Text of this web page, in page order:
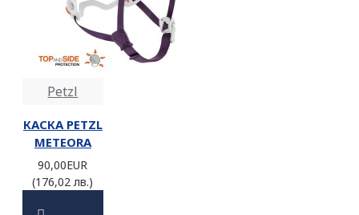
Petzl
КАСКА PETZL
METEORA
90,00EUR
(176,02 лв.)